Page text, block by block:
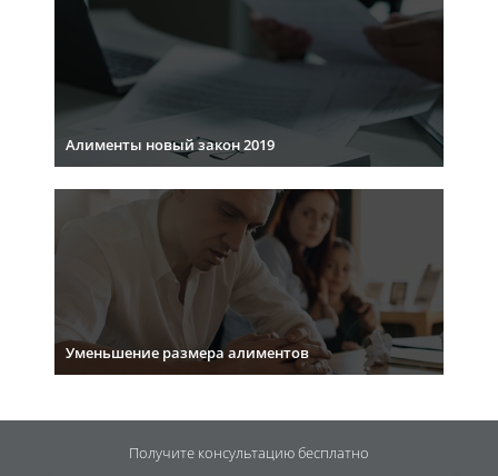
Алименты новый закон 2019
Уменьшение размера алиментов
Получите консультациюбесплатно